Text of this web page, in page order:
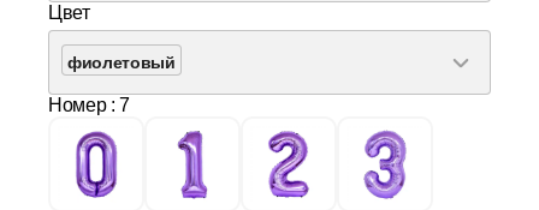
Цвет
фиолетовый
Номер : 7